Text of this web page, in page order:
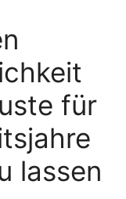
für
lassen